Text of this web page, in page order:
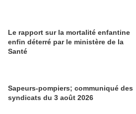
Le rapport sur la mortalité enfantine
enfin déterré par le ministère de la
Santé
Sapeurs-pompiers; communiqué des
syndicats du 3 août 2026